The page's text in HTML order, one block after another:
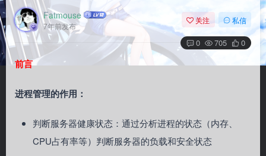
Fatmouse
7年前发布
关注 私信
0 705 0
前言
进程管理的作用：
判断服务器健康状态：通过分析进程的状态（内存、
CPU占有率等）判断服务器的负载和安全状态